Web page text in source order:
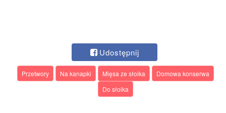
Udostępnij
Przetwory Na kanapki Mięsa ze słoika
Domowa konserwa
Do słoika